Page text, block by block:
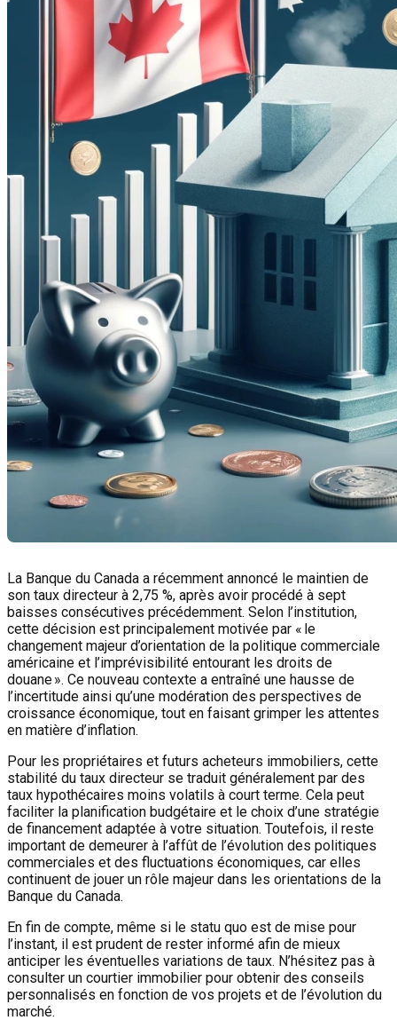
La Banque du Canada a récemment annoncé le maintien de
son taux directeur à 2,75 %, après avoir procédé à sept
baisses consécutives précédemment. Selon l’institution,
cette décision est principalement motivée par « le
changement majeur d’orientation de la politique commerciale
américaine et l’imprévisibilité entourant les droits de
douane ». Ce nouveau contexte a entraîné une hausse de
l’incertitude ainsi qu’une modération des perspectives de
croissance économique, tout en faisant grimper les attentes
en matière d’inflation.
Pour les propriétaires et futurs acheteurs immobiliers, cette
stabilité du taux directeur se traduit généralement par des
taux hypothécaires moins volatils à court terme. Cela peut
faciliter la planification budgétaire et le choix d’une stratégie
de financement adaptée à votre situation. Toutefois, il reste
important de demeurer à l’affût de l’évolution des politiques
commerciales et des fluctuations économiques, car elles
continuent de jouer un rôle majeur dans les orientations de la
Banque du Canada.
En fin de compte, même si le statu quo est de mise pour
l’instant, il est prudent de rester informé afin de mieux
anticiper les éventuelles variations de taux. N’hésitez pas à
consulter un courtier immobilier pour obtenir des conseils
personnalisés en fonction de vos projets et de l’évolution du
marché.